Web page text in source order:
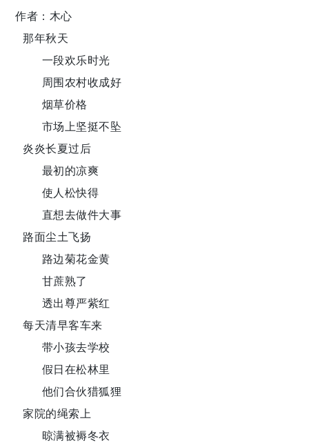
作者：木心
那年秋天
一段欢乐时光
周围农村收成好
烟草价格
市场上坚挺不坠
炎炎长夏过后
最初的凉爽
使人松快得
直想去做件大事
路面尘土飞扬
路边菊花金黄
甘蔗熟了
透出尊严紫红
每天清早客车来
带小孩去学校
假日在松林里
他们合伙猎狐狸
家院的绳索上
晾满被褥冬衣